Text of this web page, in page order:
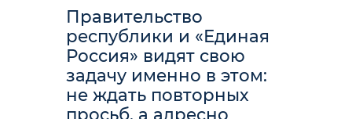
Правительство
республики и «Единая
Россия» видят свою
задачу именно в этом:
не ждать повторных
просьб, а адресно